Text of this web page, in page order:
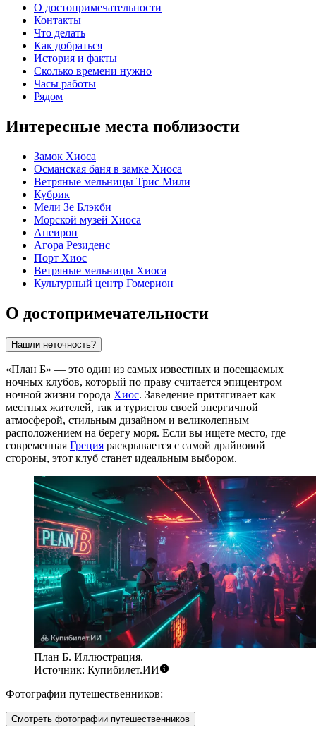
О достопримечательности
Контакты
Что делать
Как добраться
История и факты
Сколько времени нужно
Часы работы
Рядом
Интересные места поблизости
Замок Хиоса
Османская баня в замке Хиоса
Ветряные мельницы Трис Мили
Кубрик
Мели Зе Блэкби
Морской музей Хиоса
Апеирон
Агора Резиденс
Порт Хиос
Ветряные мельницы Хиоса
Культурный центр Гомерион
О достопримечательности
Нашли неточность?
«План Б» — это один из самых известных и посещаемых
ночных клубов, который по праву считается эпицентром
ночной жизни города Хиос. Заведение притягивает как
местных жителей, так и туристов своей энергичной
атмосферой, стильным дизайном и великолепным
расположением на берегу моря. Если вы ищете место, где
современная Греция раскрывается с самой драйвовой
стороны, этот клуб станет идеальным выбором.
План Б. Иллюстрация.
Источник: Купибилет.ИИ
Фотографии путешественников:
Смотреть фотографии путешественников